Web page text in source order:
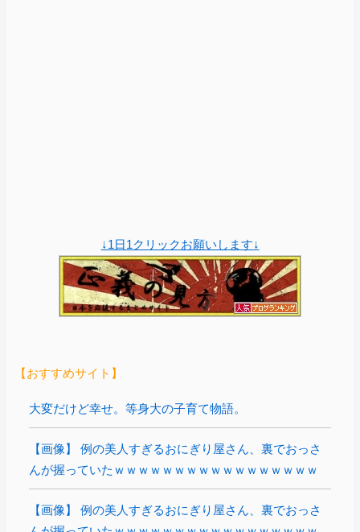
↓1日1クリックお願いします↓
【おすすめサイト】
大変だけど幸せ。等身大の子育て物語。
【画像】 例の美人すぎるおにぎり屋さん、裏でおっさ
んが握っていたｗｗｗｗｗｗｗｗｗｗｗｗｗｗｗｗｗ
【画像】 例の美人すぎるおにぎり屋さん、裏でおっさ